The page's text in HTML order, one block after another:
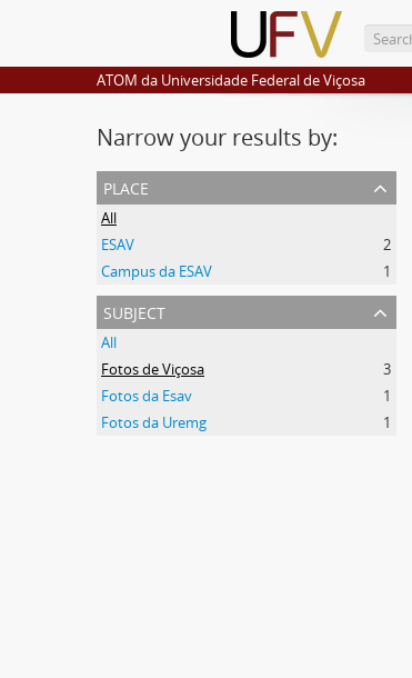
ATOM da Universidade Federal de Viçosa
Narrow your results by:
place
All
ESAV
2
Campus da ESAV
1
subject
All
Fotos de Viçosa
3
Fotos da Esav
1
Fotos da Uremg
1